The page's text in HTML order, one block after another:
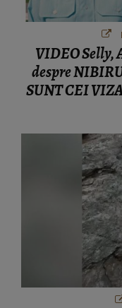
VIDEO Selly,
despre
SUNT CEI